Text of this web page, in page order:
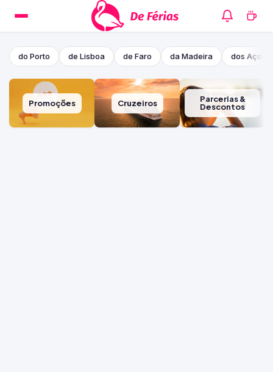
do Porto de Lisboa de Faro da Madeira dos
Promoções Cruzeiros
Parcerias &
Descontos